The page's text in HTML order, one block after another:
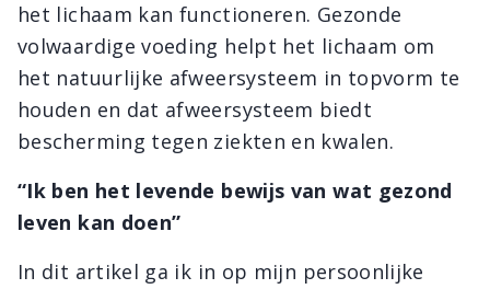
het lichaam kan functioneren. Gezonde
volwaardige voeding helpt het lichaam om
het natuurlijke afweersysteem in topvorm te
houden en dat afweersysteem biedt
bescherming tegen ziekten en kwalen.
“Ik ben het levende bewijs van wat gezond
leven kan doen”
In dit artikel ga ik in op mijn persoonlijke